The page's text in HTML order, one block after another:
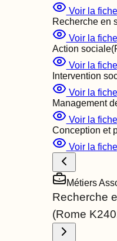
Voir la
Recherche en
Voir la fiche
Action sociale
Voir la fiche
Intervention
Voir la fiche
Management
Voir la fiche
Conception et
Voir la fiche
Métiers
Recherche
(Rome